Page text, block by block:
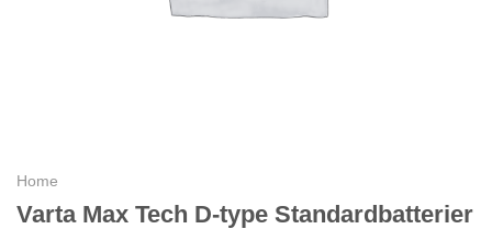
Home
Varta Max Tech D-type Standardbatterier